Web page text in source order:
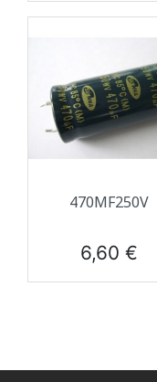
470ΜF250V
Prix
6,60 €